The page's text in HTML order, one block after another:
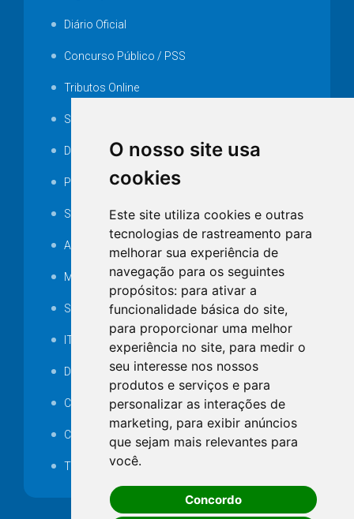
O nosso site usa
cookies
Este site utiliza cookies e outras
tecnologias de rastreamento para
melhorar sua experiência de
navegação para os seguintes
propósitos: para ativar a
funcionalidade básica do site,
para proporcionar uma melhor
experiência no site, para medir o
seu interesse nos nossos
produtos e serviços e para
personalizar as interações de
marketing, para exibir anúncios
que sejam mais relevantes para
você.
Concordo
Diário Oficial
Concurso Público / PSS
Tributos Online
Serviços ISS-E
Decretos
Portarias
SAMAE
Audiência pública
MANUTENÇÃO DE ILUMINAÇÃO PÚBLICA
Serviços Técnicos TI
ITR
Desapropriações
Catalogo Eletrônico de Padronização
Consórcios Municipais
Telefones Úteis